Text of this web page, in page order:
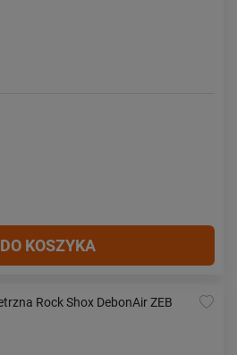
DO KOSZYKA